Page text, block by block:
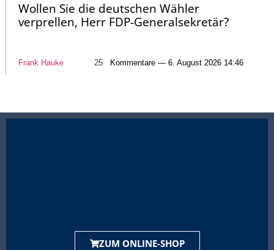
Wollen Sie die deutschen Wähler
verprellen, Herr FDP-Generalsekretär?
Frank Hauke 25 Kommentare — 6. August 2026 14:46
ZUM ONLINE-SHOP